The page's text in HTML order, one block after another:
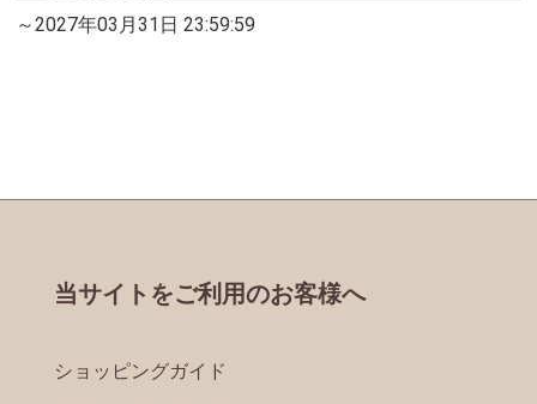
～2027年03月31日 23:59:59
当サイトをご利用のお客様へ
ショッピングガイド